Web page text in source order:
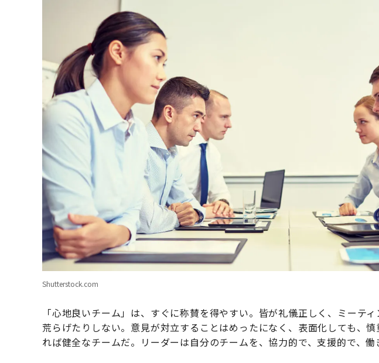
Shutterstock.com
「心地良いチーム」は、すぐに称賛を得やすい。皆が礼儀正しく、ミーテ
荒らげたりしない。意見が対立することはめったになく、表面化しても、
れば健全なチームだ。リーダーは自分のチームを、協力的で、支援的で、働